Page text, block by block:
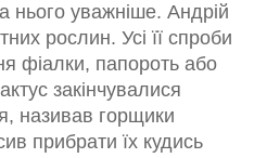
уважніше. Андрій
рослин. Усі її спроби
фіалки, папороть або
закінчувалися
називав горщики
прибрати їх кудись